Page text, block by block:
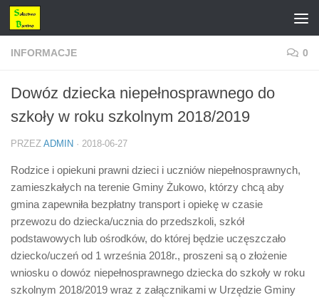
Przejdź do treści
INFORMACJE 0
Dowóz dziecka niepełnosprawnego do
szkoły w roku szkolnym 2018/2019
PRZEZ ADMIN · 2018-06-27
Rodzice i opiekuni prawni dzieci i uczniów niepełnosprawnych,
zamieszkałych na terenie Gminy Żukowo, którzy chcą aby
gmina zapewniła bezpłatny transport i opiekę w czasie
przewozu do dziecka/ucznia do przedszkoli, szkół
podstawowych lub ośrodków, do której będzie uczęszczało
dziecko/uczeń od 1 września 2018r., proszeni są o złożenie
wniosku o dowóz niepełnosprawnego dziecka do szkoły w roku
szkolnym 2018/2019 wraz z załącznikami w Urzędzie Gminy